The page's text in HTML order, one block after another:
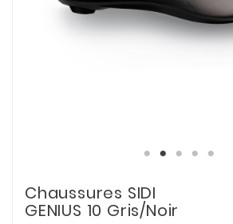
Chaussures SIDI
GENIUS 10 Gris/noir